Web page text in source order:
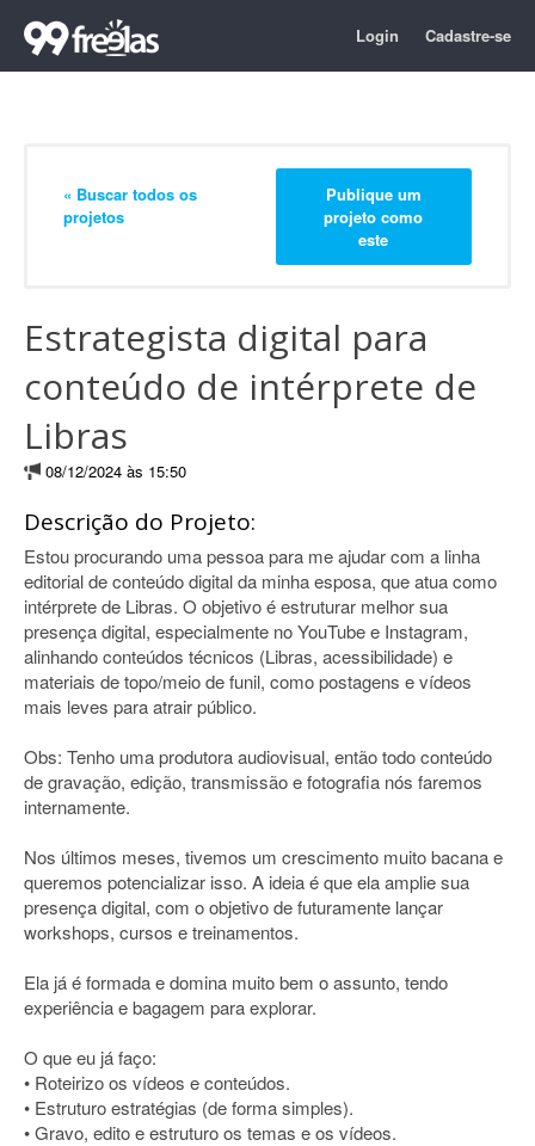
Login Cadastre-se
« Buscar todos os
projetos
Publique um
projeto como
este
Estrategista digital para
conteúdo de intérprete de
Libras
08/12/2024 às 15:50
Descrição do Projeto:
Estou procurando uma pessoa para me ajudar com a linha
editorial de conteúdo digital da minha esposa, que atua como
intérprete de Libras. O objetivo é estruturar melhor sua
presença digital, especialmente no YouTube e Instagram,
alinhando conteúdos técnicos (Libras, acessibilidade) e
materiais de topo/meio de funil, como postagens e vídeos
mais leves para atrair público.
Obs: Tenho uma produtora audiovisual, então todo conteúdo
de gravação, edição, transmissão e fotografia nós faremos
internamente.
Nos últimos meses, tivemos um crescimento muito bacana e
queremos potencializar isso. A ideia é que ela amplie sua
presença digital, com o objetivo de futuramente lançar
workshops, cursos e treinamentos.
Ela já é formada e domina muito bem o assunto, tendo
experiência e bagagem para explorar.
O que eu já faço:
• Roteirizo os vídeos e conteúdos.
• Estruturo estratégias (de forma simples).
• Gravo, edito e estruturo os temas e os vídeos.